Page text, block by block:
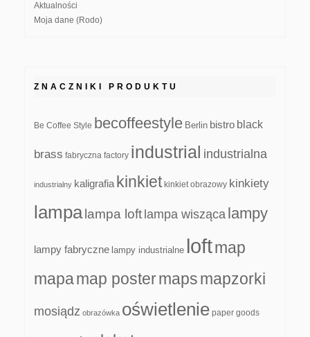
Aktualności
Moja dane (Rodo)
ZNACZNIKI PRODUKTU
Be Coffee Style becoffeestyle Berlin bistro black
brass fabryczna factory industrial industrialna
industrialny kaligrafia kinkiet kinkiet obrazowy kinkiety
lampa lampa loft lampa wisząca lampy
lampy fabryczne lampy industrialne loftmap
mapamap postermapsmapzorki
mosiądz obrazówka oświetlenie paper goods